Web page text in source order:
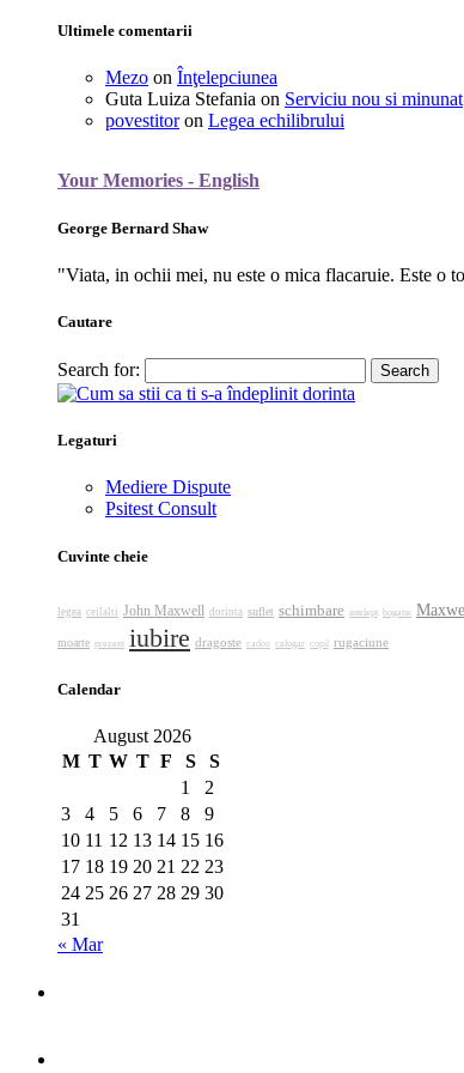
Ultimele comentarii
Mezo on Înţelepciunea
Guta Luiza Stefania on Serviciu nou si minunat
povestitoron Legea echilibrului
Your Memories - English
George Bernard Shaw
"Viata, in ochii mei, nu este o mica flacaruie. Este o
Cautare
Search for:
Legaturi
Mediere Dispute
Psitest Consult
Cuvinte cheie
legea ceilalti John Maxwell dorinta suflet schimbare intelept bogatie
moarte prezent iubire dragoste cadou calugar copil rugaciune
Calendar
August 2026
M T W T F S
S
1
2
3
4 5 6 7 8
9
10 11 12 13 14 15 16
17 18 19 20 21 22 23
24 25 26 27 28 29 30
31
« Mar